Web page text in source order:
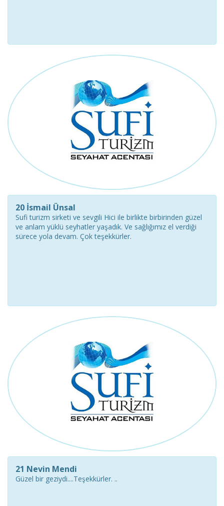
20 İsmail Ünsal
Sufi turizm sirketi ve sevgili Hici ile birlikte birbirinden güzel
ve anlam yüklü seyhatler yaşadık. Ve sağlığımız el verdiği
sürece yola devam. Çok teşekkürler.
21 Nevin Mendi
Güzel bir geziydi....Teşekkürler. ..